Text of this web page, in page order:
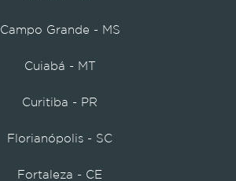
Campo Grande - MS
Cuiabá - MT
Curitiba - PR
Florianópolis - SC
Fortaleza - CE